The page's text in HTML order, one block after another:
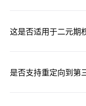
这是否适用于二元期
是否支持重定向到第